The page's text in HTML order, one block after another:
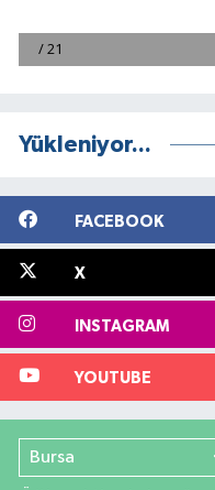
Yükleniyor...
FACEBOOK
X
INSTAGRAM
YOUTUBE
Bursa